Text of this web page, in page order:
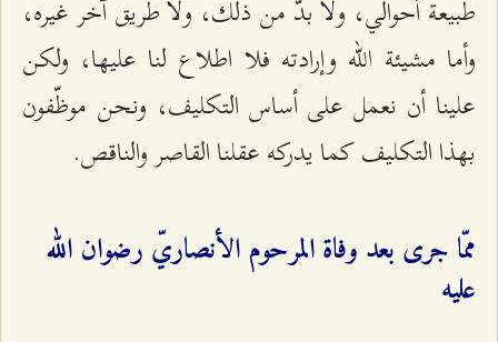
طبيعة أحوالي، ولا بدّ من ذلك، ولا طريق آخر غيره،
وأما مشيئة الله وإرادته فلا اطلاع لنا عليها، ولكن
علينا أن نعمل على أساس التكليف، ونحن موظّفون
بهذا التكليف كما يدركه عقلنا القاصر والناقص.
ممّا جرى بعد وفاة المرحوم الأنصاريّ رضوان الله
عليه